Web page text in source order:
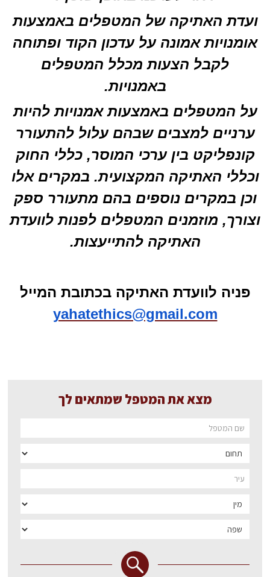
ועדת האתיקה של המטפלים באמצעות
אומנויות אמונה על עדכון הקוד ופתוחה
לקבל הצעות מכלל המטפלים
באמנויות.
על המטפלים באמצעות אמנויות להיות
ערניים למצבים שבהם עלול להתעורר
קונפליקט בין ערכי המוסר, כללי החוק
וכללי האתיקה המקצועית. במקרים אלו
וכן במקרים נוספים בהם מתעורר ספק
וצורך, מוזמנים המטפלים לפנות לוועדת
האתיקה להתייעצות.
פניה לוועדת האתיקה בכתובת המייל
yahatethics@gmail.com
מצא את המטפל שמתאים לך